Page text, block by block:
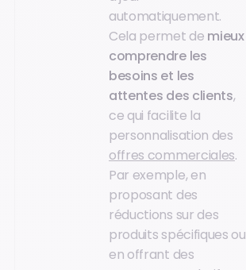
automatiquement.
Cela permet de mieux
comprendre les
besoins et les
attentes des clients,
ce qui facilite la
personnalisation des
offres commerciales.
Par exemple, en
proposant des
réductions sur des
produits spécifiques ou
en offrant des